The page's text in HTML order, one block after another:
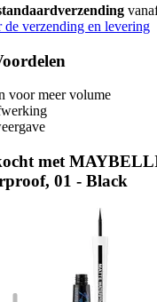
verzending en levering
voor meer volume
met
01 - Black